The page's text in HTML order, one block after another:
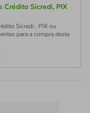
Crédito Sicredi, PIX
Sicredi , PIX ou
para a compra deste